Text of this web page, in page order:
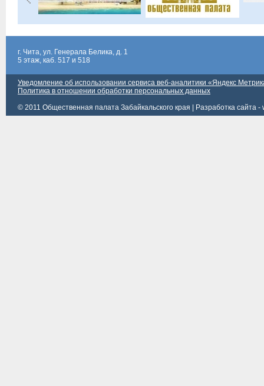
г. Чита, ул. Генерала Белика, д. 1
5 этаж, каб. 517 и 518
Уведомление об использовании сервиса веб-аналитики «Яндекс
Политика в отношении обработки персональных данных
© 2011 Общественная палата Забайкальского края |
Разработка сайта -